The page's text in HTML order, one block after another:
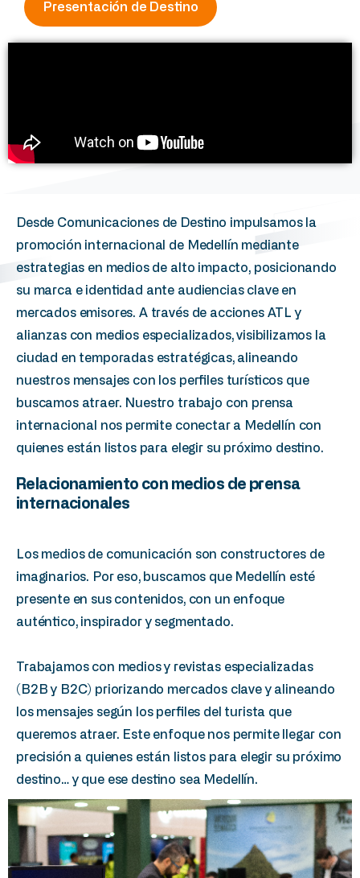
Presentación de Destino
Desde Comunicaciones de Destino impulsamos la
promoción internacional de Medellín mediante
estrategias en medios de alto impacto, posicionando
su marca e identidad ante audiencias clave en
mercados emisores. A través de acciones ATL y
alianzas con medios especializados, visibilizamos la
ciudad en temporadas estratégicas, alineando
nuestros mensajes con los perfiles turísticos que
buscamos atraer. Nuestro trabajo con prensa
internacional nos permite conectar a Medellín con
quienes están listos para elegir su próximo destino.
Relacionamiento con medios de prensa
internacionales
Los medios de comunicación son constructores de
imaginarios. Por eso, buscamos que Medellín esté
presente en sus contenidos, con un enfoque
auténtico, inspirador y segmentado.
Trabajamos con medios y revistas especializadas
(B2B y B2C) priorizando mercados clave y alineando
los mensajes según los perfiles del turista que
queremos atraer. Este enfoque nos permite llegar con
precisión a quienes están listos para elegir su próximo
destino… y que ese destino sea Medellín.